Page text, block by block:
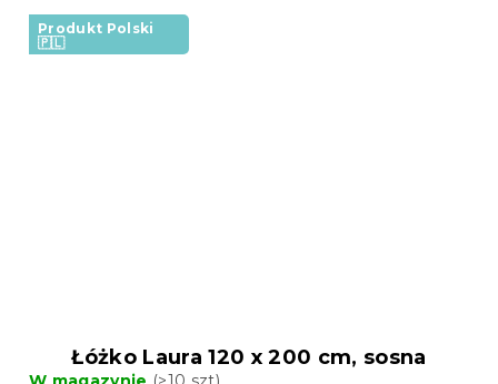
Produkt Polski
🇵🇱
Łóżko Laura 120 x 200 cm, sosna